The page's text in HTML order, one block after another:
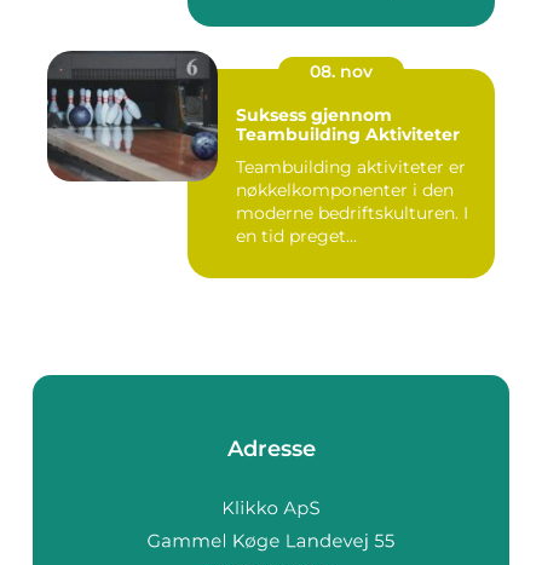
08. nov
Suksess gjennom
Teambuilding Aktiviteter
Teambuilding aktiviteter er
nøkkelkomponenter i den
moderne bedriftskulturen. I
en tid preget...
Adresse